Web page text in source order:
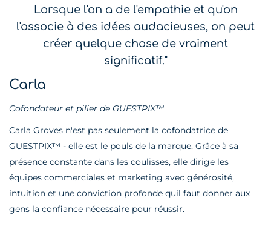
Carla
Cofondateur et pilier de GUESTPIX™
Carla Groves n'est pas seulement la cofondatrice de
GUESTPIX™ - elle est le pouls de la marque. Grâce à sa
présence constante dans les coulisses, elle dirige les
équipes commerciales et marketing avec générosité,
intuition et une conviction profonde quil faut donner aux
gens la confiance nécessaire pour réussir.
Lorsque l'on a de l'empathie et qu'on
l'associe à des idées audacieuses, on peut
créer quelque chose de vraiment
significatif."